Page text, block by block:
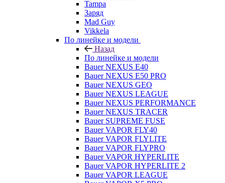
Tampa
Заряд
Mad Guy
Vikkela
По линейке и модели
Назад
По линейке и модели
Bauer NEXUS E40
Bauer NEXUS E50 PRO
Bauer NEXUS GEO
Bauer NEXUS LEAGUE
Bauer NEXUS PERFORMANCE
Bauer NEXUS TRACER
Bauer SUPREME FUSE
Bauer VAPOR FLY40
Bauer VAPOR FLYLITE
Bauer VAPOR FLYPRO
Bauer VAPOR HYPERLITE
Bauer VAPOR HYPERLITE 2
Bauer VAPOR LEAGUE